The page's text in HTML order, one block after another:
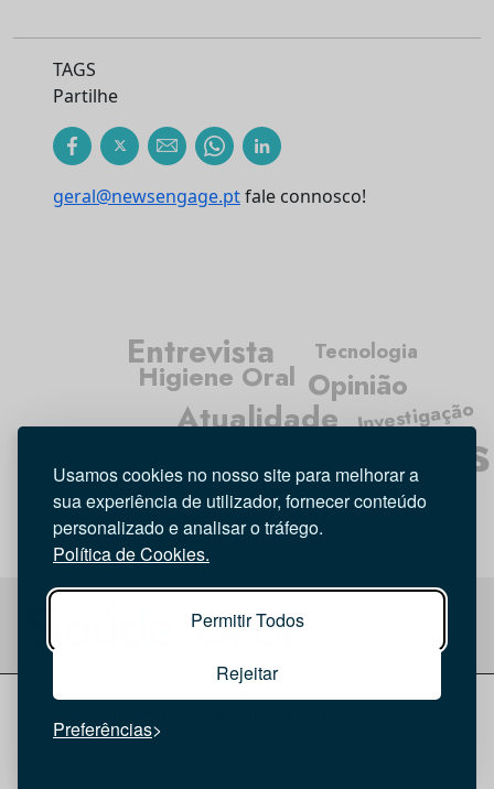
Usamos cookies no nosso site para melhorar a
sua experiência de utilizador, fornecer conteúdo
personalizado e analisar o tráfego.
Política de Cookies.
Permitir Todos
Rejeitar
Preferências
TAGS
Partilhe
geral@newsengage.ptfale connosco!
Atualidade
Médicos Dentistas
Higiene Oral
Entrevista
Opinião
Tecnologia
Investigação
Política de privacidade